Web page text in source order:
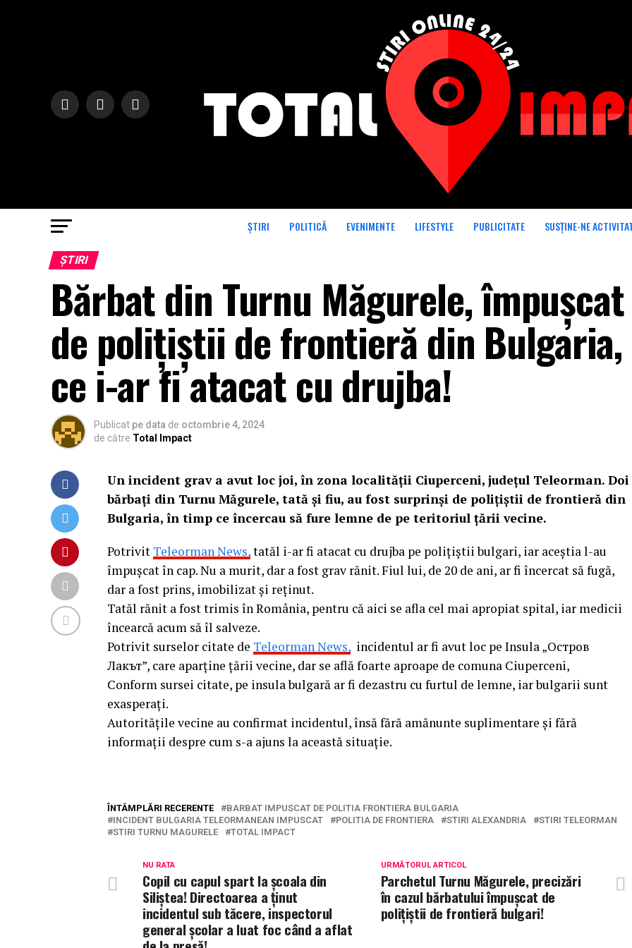
ȘTIRI POLITICĂ EVENIMENTE LIFESTYLE PUBLICITATE SUSȚINE-NE
ȘTIRI
Bărbat din Turnu Măgurele,
de polițiștii de frontieră din Bulgaria,
ce i-ar fi atacat cu drujba!
Publicat pe data de octombrie 4, 2024
de către Total Impact
Un incident grav a avut loc joi, în zona localității Ciuperceni, județul Teleorman. Doi
bărbați din Turnu Măgurele, tată și fiu, au fost surprinși de polițiștii de frontieră din
Bulgaria, în timp ce încercau să fure lemne de pe teritoriul țării vecine.
Potrivit Teleorman News,tatăl i-ar fi atacat cu drujba pe polițiștii bulgari, iar aceștia l-au
împușcat în cap. Nu a murit, dar a fost grav rănit. Fiul lui, de 20 de ani, ar fi încercat să fugă,
dar a fost prins, imobilizat și reținut.
Tatăl rănit a fost trimis în România, pentru că aici se afla cel mai apropiat spital, iar medicii
încearcă acum să îl salveze.
Potrivit surselor citate de Teleorman News, incidentul ar fi avut loc pe Insula „Oстров
Лакът”, care aparține țării vecine, dar se află foarte aproape de comuna Ciuperceni,
Conform sursei citate, pe insula bulgară ar fi dezastru cu furtul de lemne, iar bulgarii sunt
exasperați.
Autoritățile vecine au confirmat incidentul, însă fără amănunte suplimentare și fără
informații despre cum s-a ajuns la această situație.
ÎNTÂMPLĂRI RECERENTE
BARBAT IMPUSCAT DE POLITIA FRONTIERA BULGARIA
INCIDENT BULGARIA TELEORMANEAN IMPUSCAT
POLITIA DE FRONTIERA STIRI ALEXANDRIA
STIRI TELEORMAN
STIRI TURNU MAGURELE
TOTAL IMPACT
URMĂTORUL ARTICOL
Parchetul Turnu Măgurele, precizări
în cazul bărbatului împușcat de
polițiștii de frontieră bulgari!
NU RATA
Copil cu capul spart la școala din
Siliștea! Directoarea a ținut
incidentul sub tăcere, inspectorul
general școlar a luat foc când a aflat